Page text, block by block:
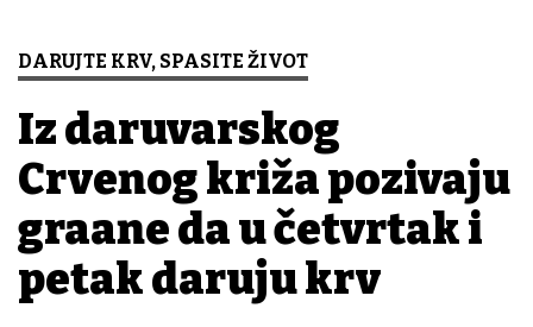
DARUJTE KRV, SPASITE ŽIVOT
Iz daruvarskog
Crvenog križa pozivaju
građane da u četvrtak i
petak daruju krv